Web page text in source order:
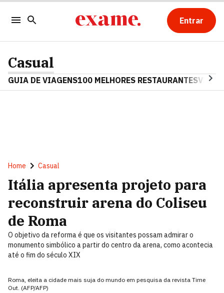
Entrar
Casual
GUIA DE VIAGENS100 MELHORES RESTAURANTES
Home Casual
Itália apresenta projeto para
reconstruir arena do Coliseu
de Roma
O objetivo da reforma é que os visitantes possam admirar o
monumento simbólico a partir do centro da arena, como acontecia
até o fim do século XIX
Roma, eleita a cidade mais suja do mundo em pesquisa da revista Time
Out. (AFP/AFP)